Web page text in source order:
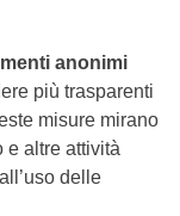
anonimi
più trasparenti
misure mirano
e altre attività
delle